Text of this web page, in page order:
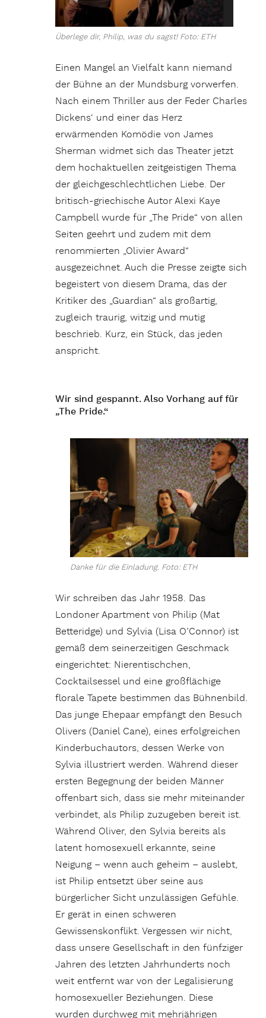
Überlege dir, Philip, was du sagst! Foto: ETH
Einen Mangel an Vielfalt kann niemand
der Bühne an der Mundsburg vorwerfen.
Nach einem Thriller aus der Feder Charles
Dickens‘ und einer das Herz
erwärmenden Komödie von James
Sherman widmet sich das Theater jetzt
dem hochaktuellen zeitgeistigen Thema
der gleichgeschlechtlichen Liebe. Der
britisch-griechische Autor Alexi Kaye
Campbell wurde für „The Pride“ von allen
Seiten geehrt und zudem mit dem
renommierten „Olivier Award“
ausgezeichnet. Auch die Presse zeigte sich
begeistert von diesem Drama, das der
Kritiker des „Guardian“ als großartig,
zugleich traurig, witzig und mutig
beschrieb. Kurz, ein Stück, das jeden
anspricht.
Wir sind gespannt. Also Vorhang auf für
„The Pride.“
Danke für die Einladung. Foto: ETH
Wir schreiben das Jahr 1958. Das
Londoner Apartment von Philip (Mat
Betteridge) und Sylvia (Lisa O’Connor) ist
gemäß dem seinerzeitigen Geschmack
eingerichtet: Nierentischchen,
Cocktailsessel und eine großflächige
florale Tapete bestimmen das Bühnenbild.
Das junge Ehepaar empfängt den Besuch
Olivers (Daniel Cane), eines erfolgreichen
Kinderbuchautors, dessen Werke von
Sylvia illustriert werden. Während dieser
ersten Begegnung der beiden Männer
offenbart sich, dass sie mehr miteinander
verbindet, als Philip zuzugeben bereit ist.
Während Oliver, den Sylvia bereits als
latent homosexuell erkannte, seine
Neigung – wenn auch geheim – auslebt,
ist Philip entsetzt über seine aus
bürgerlicher Sicht unzulässigen Gefühle.
Er gerät in einen schweren
Gewissenskonflikt. Vergessen wir nicht,
dass unsere Gesellschaft in den fünfziger
Jahren des letzten Jahrhunderts noch
weit entfernt war von der Legalisierung
homosexueller Beziehungen. Diese
wurden durchweg mit mehrjährigen